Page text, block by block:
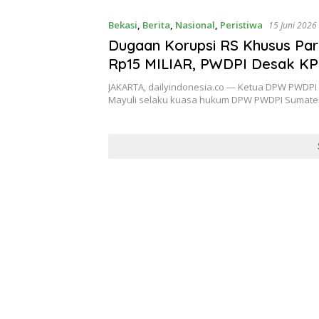
Bekasi, Berita, Nasional, Peristiwa 15 Juni 2026
Dugaan Korupsi RS Khusus
Rp15 MILIAR, PWDPI Desak
Tuntas Jaringan & Aktor di
JAKARTA, dailyindonesia.co — Ketua DPW PWDPI
Mayuli selaku kuasa hukum DPW PWDPI